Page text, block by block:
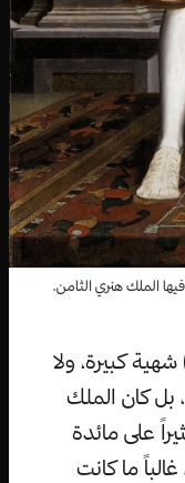
الملك هنري الثامن.
كبيرة، ولا
بل كان الملك
على مائدة
ما كانت